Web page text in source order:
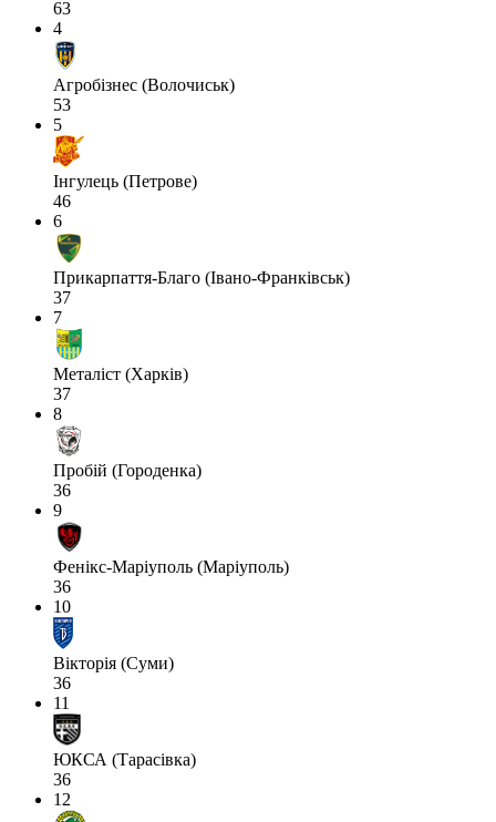
63
4
Агробізнес (Волочиськ)
53
5
Інгулець (Петрове)
46
6
Прикарпаття-Благо (Івано-Франківськ)
37
7
Металіст (Харків)
37
8
Пробій (Городенка)
36
9
Фенікс-Маріуполь (Маріуполь)
36
10
Вікторія (Суми)
36
11
ЮКСА (Тарасівка)
36
12